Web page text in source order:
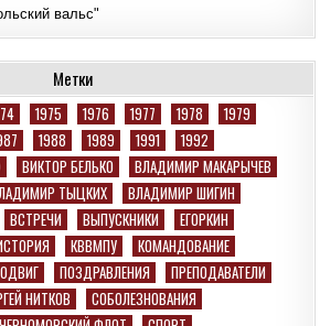
вальс"
Метки
1975 1976 1977 1978
1979
1988 1989 1991
1992
ВИКТОР БЕЛЬКО
ВЛАДИМИР МАКАРЫЧЕВ
ТЫЦКИХ
ВЛАДИМИР ШИГИН
ВСТРЕЧИ ВЫПУСКНИКИ
ЕГОРКИН
КВВМПУ
КОМАНДОВАНИЕ
ПОЗДРАВЛЕНИЯ
ПРЕПОДАВАТЕЛИ
НИТКОВ
СОБОЛЕЗНОВАНИЯ